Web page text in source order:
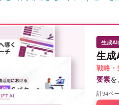
生成AI
生成
戦略・
要素を
計94ペ